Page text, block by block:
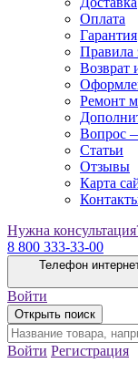
Оплата
Гарантия
Правила
Возврат
Ремонт
Вопрос
Статьи
Отзывы
Карта
Нужна
8 800 333-33-00
Телефон
Войти
Открыть поиск
Войти Регистрация